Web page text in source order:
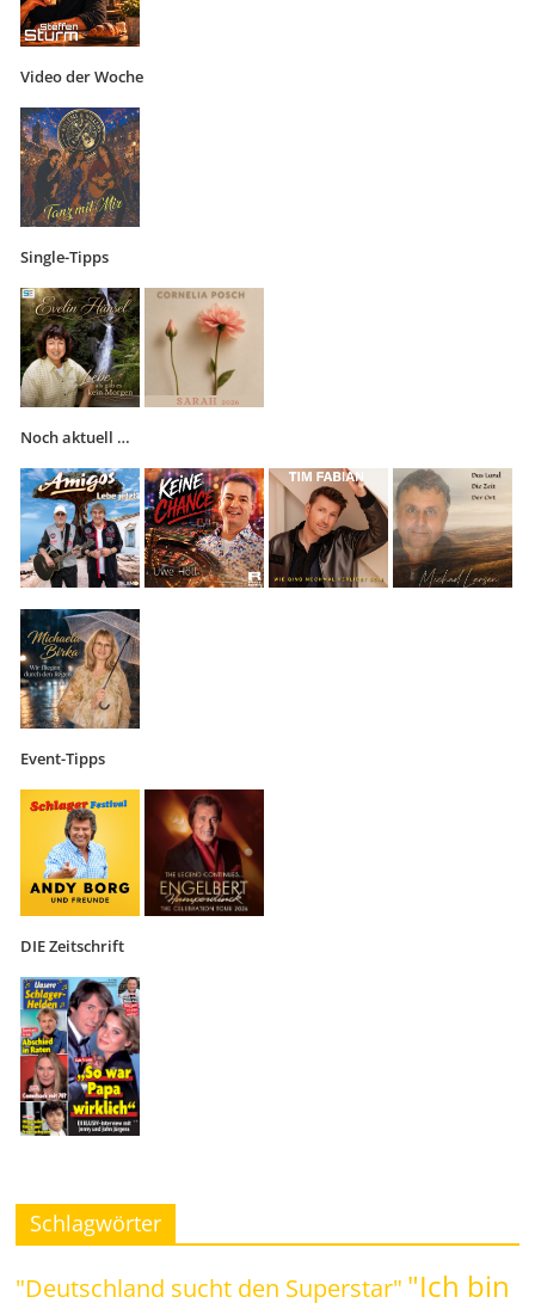
Video der Woche
Single-Tipps
Noch aktuell …
Event-Tipps
DIE Zeitschrift
Schlagwörter
"Deutschland sucht den Superstar" "Ich bin